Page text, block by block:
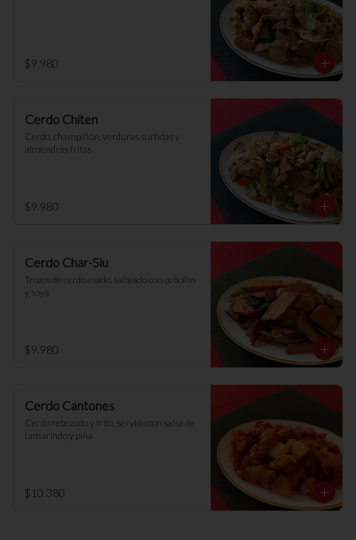
$9.980
Cerdo Chiten
Cerdo, champiñón, verduras surtidas y
almendras fritas
$9.980
Cerdo Char-Siu
Trozos de cerdo asado, salteado con cebollín
y soya
$9.980
Cerdo Cantones
Cerdo rebozado y frito, servido con salsa de
tamarindo y piña
$10.380